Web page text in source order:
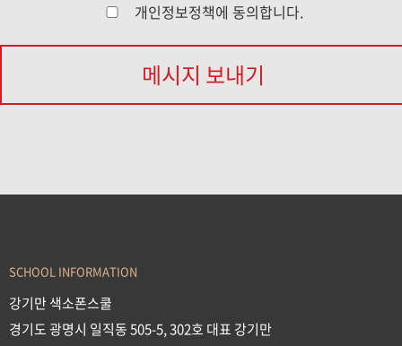
개인정보정책에 동의합니다.
메시지 보내기
SCHOOL INFORMATION
강기만 색소폰스쿨
경기도 광명시 일직동 505-5, 302호 대표 강기만